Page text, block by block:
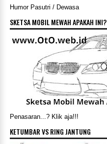
Humor Pasutri / Dewasa
SKETSA MOBIL MEWAH APAKAH INI?
Penasaran...? Klik aja!!!
KETUMBAR VS RING JANTUNG